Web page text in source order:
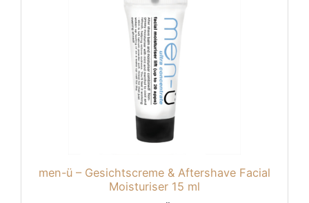
men-ü – Gesichtscreme & Aftershave Facial
Moisturiser 15 ml